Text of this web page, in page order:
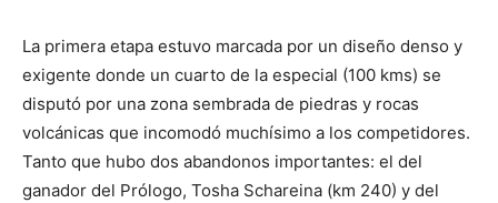
La primera etapa estuvo marcada por un diseño denso y
exigente donde un cuarto de la especial (100 kms) se
disputó por una zona sembrada de piedras y rocas
volcánicas que incomodó muchísimo a los competidores.
Tanto que hubo dos abandonos importantes: el del
ganador del Prólogo, Tosha Schareina (km 240) y del